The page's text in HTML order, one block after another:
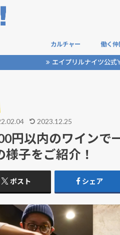
カルチャー
社内交流
帰社日
プライベートの集い
企業交流
働く仲
社員イ
対談
社内ア
エイプリルナイツ公式
2023.12.25
円以内のワインで
様子をご紹介！
ポスト シェア